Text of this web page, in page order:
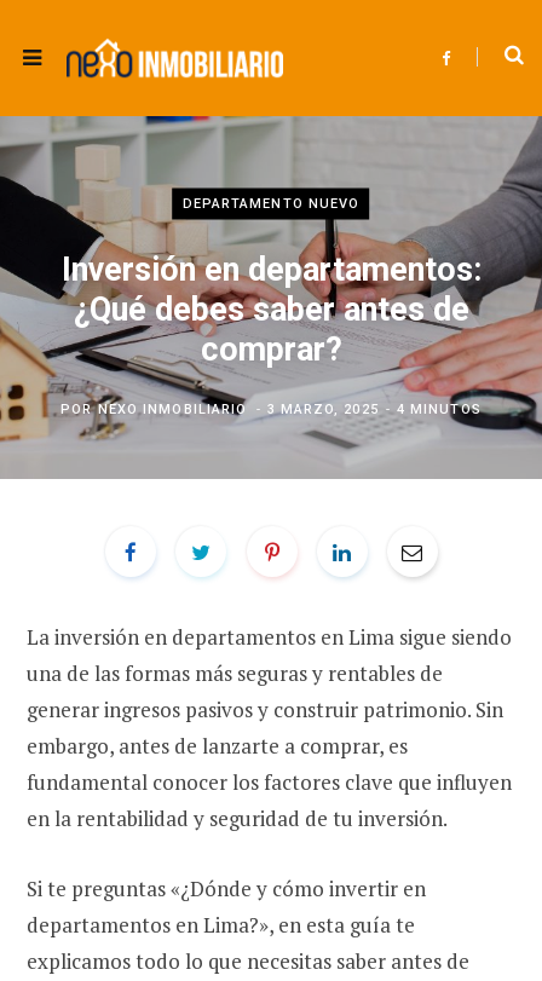
F
b
DEPARTAMENTO NUEVO
Inversión en departamentos:
¿Qué debes saber antes de
comprar?
PORNEXO INMOBILIARIO 3 MARZO, 2025 4 MINUTOS
La inversión en departamentos en Lima sigue siendo
una de las formas más seguras y rentables de
generar ingresos pasivos y construir patrimonio. Sin
embargo, antes de lanzarte a comprar, es
fundamental conocer los factores clave que influyen
en la rentabilidad y seguridad de tu inversión.
Si te preguntas «¿Dónde y cómo invertir en
departamentos en Lima?», en esta guía te
explicamos todo lo que necesitas saber antes de